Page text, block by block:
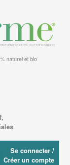
naturel et bio
Se connecter /
Créer un compte